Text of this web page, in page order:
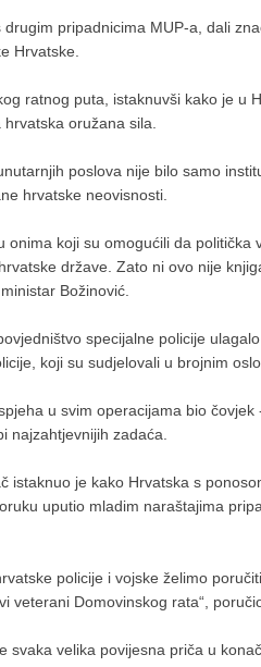
pripadnicima MUP-a, dali
Hrvatske.
ratnog puta, istaknuvši kako je u
oružana sila.
poslova nije bilo samo
hrvatske neovisnosti.
onima koji su omogućili da
države. Zato ni ovo nije
Božinović.
specijalne policije
koji su sudjelovali u brojnim
u svim operacijama bio čovjek
najzahtjevnijih zadaća.
istaknuo je kako Hrvatska s
uputio mladim naraštajima
policije i vojske želimo
veterani Domovinskog rata“,
velika povijesna priča u